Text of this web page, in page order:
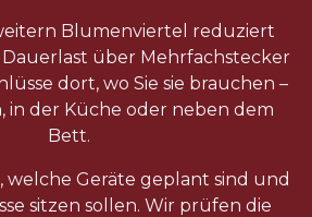
Blumenviertel reduziert
über Mehrfachstecker
dort, wo Sie sie brauchen –
in der Küche oder neben dem
Bett.
welche Geräte geplant sind und
sitzen sollen. Wir prüfen die